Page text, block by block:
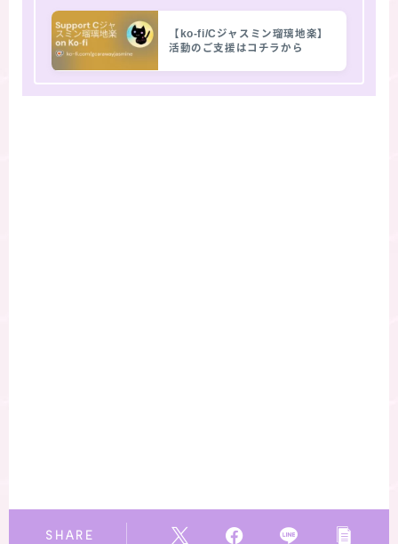
【ko-fi/Cジャスミン瑠璃地楽】
活動のご支援はコチラから
SHARE